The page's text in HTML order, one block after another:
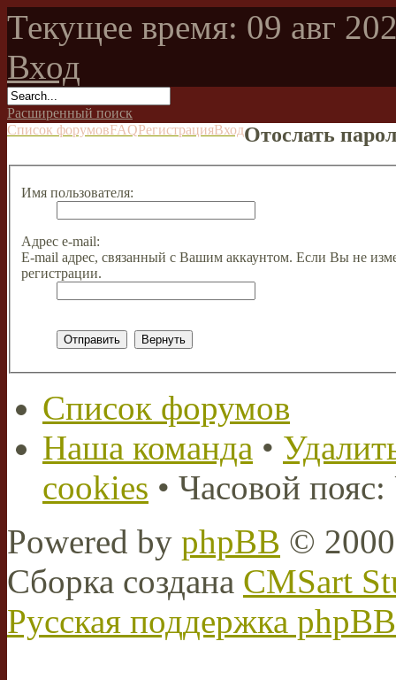
Текущее время: 09 авг
Вход
Расширенный поиск
Список форумовFAQРегистрацияВходОтослать
Имя пользователя:
Адрес e-mail:
E-mail адрес, связанный с Вашим аккаунтом. Если Вы не
регистрации.
Список форумов
Наша команда •
cookies • Часовой
Powered by phpBB ©
Сборка создана CMSart
Русская поддержка phpBB